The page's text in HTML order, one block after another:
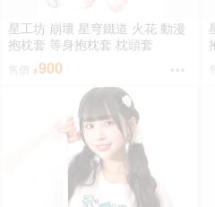
星工坊 崩壞 星穹鐵道 火花 動漫
抱枕套 等身抱枕套 枕頭套
900